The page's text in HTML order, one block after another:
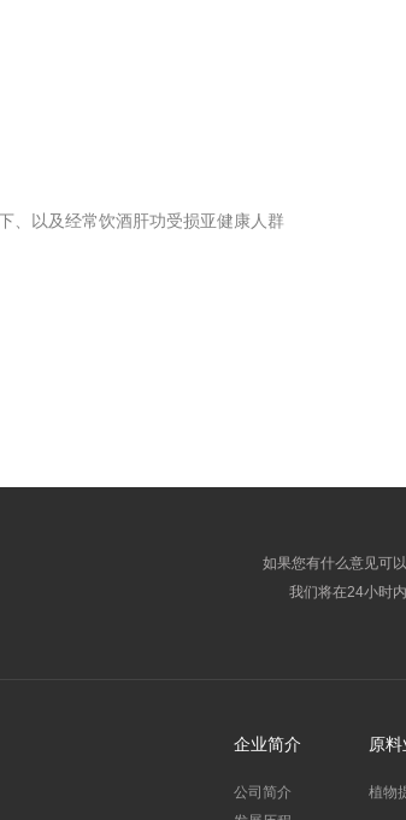
、以及经常饮酒肝功受损亚健康人群
如果您有什么意见可
我们将在24小时
企业简介
公司简介
原
植物